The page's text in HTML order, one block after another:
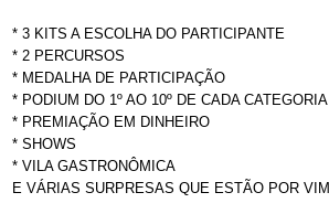
* 3 KITS A ESCOLHA DO PARTICIPANTE
* 2 PERCURSOS
* MEDALHA DE PARTICIPAÇÃO
* PODIUM DO 1º AO 10º DE CADA CATEGORIA
* PREMIAÇÃO EM DINHEIRO
* SHOWS
* VILA GASTRONÔMICA
E VÁRIAS SURPRESAS QUE ESTÃO POR VIM